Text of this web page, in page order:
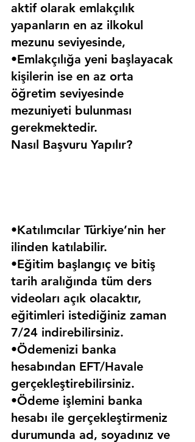
aktif olarak emlakçılık
yapanların en az ilkokul
mezunu seviyesinde,
•Emlakçılığa yeni başlayacak
kişilerin ise en az orta
öğretim seviyesinde
mezuniyeti bulunması
gerekmektedir.
Nasıl Başvuru Yapılır?
•Katılımcılar Türkiye’nin her
ilinden katılabilir.
•Eğitim başlangıç ve bitiş
tarih aralığında tüm ders
videoları açık olacaktır,
eğitimleri istediğiniz zaman
7/24 indirebilirsiniz.
•Ödemenizi banka
hesabından EFT/Havale
gerçekleştirebilirsiniz.
•Ödeme işlemini banka
hesabı ile gerçekleştirmeniz
durumunda ad, soyadınız ve